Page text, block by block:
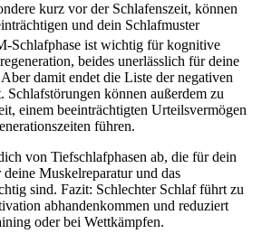
kurz vor der Schlafenszeit, können
und dein Schlafmuster
Schlafphase ist wichtig für kognitive
beides unerlässlich für deine
damit endet die Liste der negativen
Schlafstörungen können außerdem zu
einem beeinträchtigten Urteilsvermögen
führen.
von Tiefschlafphasen ab, die für dein
Muskelreparatur und das
sind. Fazit: Schlechter Schlaf führt zu
abhandenkommen und reduziert
oder bei Wettkämpfen.